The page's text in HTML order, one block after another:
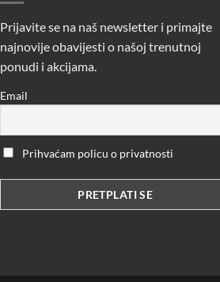
Prijavite se na naš newsletter i primajte
najnovije obavijesti o našoj trenutnoj
ponudi i akcijama.
Email
Prihvaćam policu o privatnosti